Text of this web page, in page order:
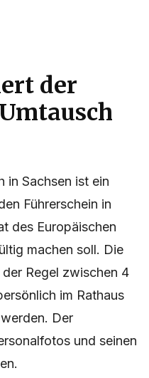
der
in Sachsen ist ein
Führerschein in
des Europäischen
machen soll. Die
Regel zwischen 4
im Rathaus
Der
und seinen